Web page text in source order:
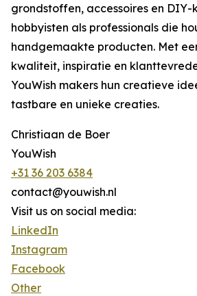
grondstoffen, accessoires en DIY-
hobbyisten als professionals die
handgemaakte producten. Met
kwaliteit, inspiratie en
YouWish makers hun creatieve
tastbare en unieke creaties.
Christiaan de Boer
YouWish
+31 36 203 6384
contact@youwish.nl
Visit us on social media:
LinkedIn
Instagram
Facebook
Other